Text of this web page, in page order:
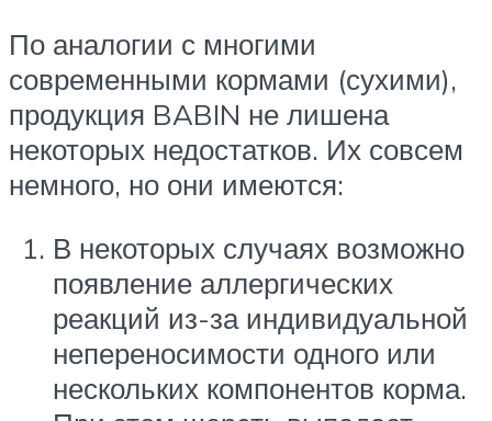
По аналогии с многими
современными кормами (сухими),
продукция BABIN не лишена
некоторых недостатков. Их совсем
немного, но они имеются:
В некоторых случаях возможно
появление аллергических
реакций из-за индивидуальной
непереносимости одного или
нескольких компонентов корма.